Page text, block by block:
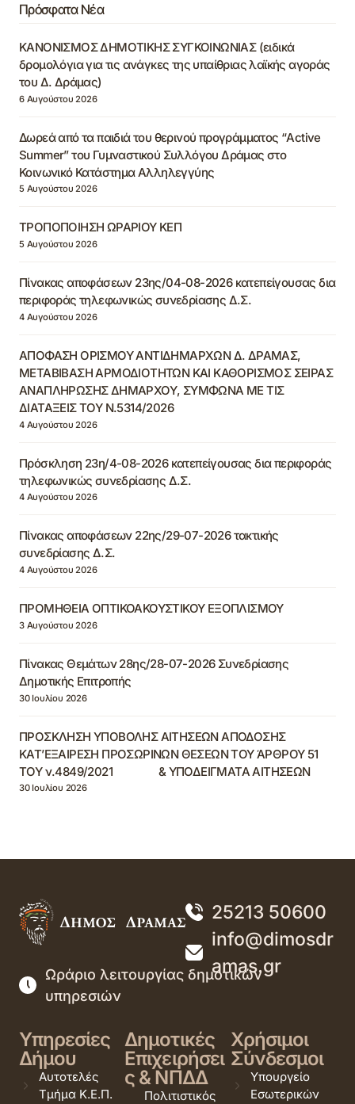
Πρόσφατα Νέα
ΚΑΝΟΝΙΣΜΟΣ ΔΗΜΟΤΙΚΗΣ ΣΥΓΚΟΙΝΩΝΙΑΣ (ειδικά
δρομολόγια για τις ανάγκες της υπαίθριας λαϊκής αγοράς
του Δ. Δράμας)
6 Αυγούστου 2026
Δωρεά από τα παιδιά του θερινού προγράμματος “Active
Summer” του Γυμναστικού Συλλόγου Δράμας στο
Κοινωνικό Κατάστημα Αλληλεγγύης
5 Αυγούστου 2026
ΤΡΟΠΟΠΟΙΗΣΗ ΩΡΑΡΙΟΥ ΚΕΠ
5 Αυγούστου 2026
Πίνακας αποφάσεων 23ης/04-08-2026 κατεπείγουσας δια
περιφοράς τηλεφωνικώς συνεδρίασης Δ.Σ.
4 Αυγούστου 2026
ΑΠΟΦΑΣΗ ΟΡΙΣΜΟΥ ΑΝΤΙΔΗΜΑΡΧΩΝ Δ. ΔΡΑΜΑΣ,
ΜΕΤΑΒΙΒΑΣΗ ΑΡΜΟΔΙΟΤΗΤΩΝ ΚΑΙ ΚΑΘΟΡΙΣΜΟΣ ΣΕΙΡΑΣ
ΑΝΑΠΛΗΡΩΣΗΣ ΔΗΜΑΡΧΟΥ, ΣΥΜΦΩΝΑ ΜΕ ΤΙΣ
ΔΙΑΤΑΞΕΙΣ ΤΟΥ Ν.5314/2026
4 Αυγούστου 2026
Πρόσκληση 23η/4-08-2026 κατεπείγουσας δια περιφοράς
τηλεφωνικώς συνεδρίασης Δ.Σ.
4 Αυγούστου 2026
Πίνακας αποφάσεων 22ης/29-07-2026 τακτικής
συνεδρίασης Δ.Σ.
4 Αυγούστου 2026
ΠΡΟΜΗΘΕΙΑ ΟΠΤΙΚΟΑΚΟΥΣΤΙΚΟΥ ΕΞΟΠΛΙΣΜΟΥ
3 Αυγούστου 2026
Πίνακας Θεμάτων 28ης/28-07-2026 Συνεδρίασης
Δημοτικής Επιτροπής
30 Ιουλίου 2026
ΠΡΟΣΚΛΗΣΗ ΥΠΟΒΟΛΗΣ ΑΙΤΗΣΕΩΝ ΑΠΟΔΟΣΗΣ
ΚΑΤ’ΕΞΑΙΡΕΣΗ ΠΡΟΣΩΡΙΝΩΝ ΘΕΣΕΩΝ ΤΟΥ ΆΡΘΡΟΥ 51
ΤΟΥ ν.4849/2021 & ΥΠΟΔΕΙΓΜΑΤΑ ΑΙΤΗΣΕΩΝ
30 Ιουλίου 2026
25213 50600
info@dimosdr
amas.gr
Ωράριο λειτουργίας δημοτικών
υπηρεσιών
Υπηρεσίες
Δήμου
Αυτοτελές
Τμήμα Κ.Ε.Π.
Δημοτικές
Επιχειρήσει
ς & ΝΠΔΔ
Πολιτιστικός
Χρήσιμοι
Σύνδεσμοι
Υπουργείο
Εσωτερικών